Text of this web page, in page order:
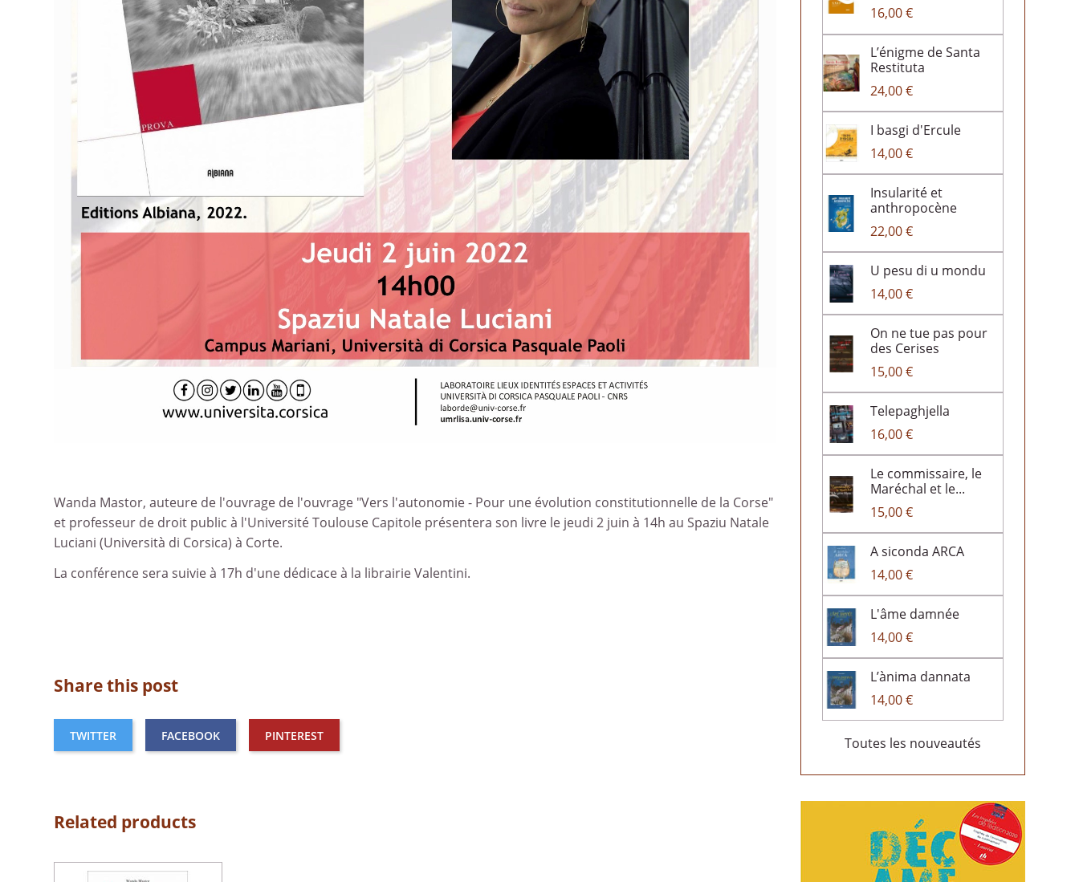
Wanda Mastor, auteure de l'ouvrage de l'ouvrage "Vers l'autonomie - Pour une évolution constitutionnelle de la Corse"
et professeur de droit public à l'Université Toulouse Capitole présentera son livre le jeudi 2 juin à 14h au Spaziu Natale
Luciani (Università di Corsica) à Corte.
La conférence sera suivie à 17h d'une dédicace à la librairie Valentini.
Share this post
TWITTER FACEBOOK PINTEREST
Related products
16,00 €
L’énigme de Santa
Restituta
24,00 €
I basgi d'Ercule
14,00 €
Insularité et
anthropocène
22,00 €
U pesu di u mondu
14,00 €
On ne tue pas pour
des Cerises
15,00 €
Telepaghjella
16,00 €
Le commissaire, le
Maréchal et le...
15,00 €
A siconda ARCA
14,00 €
L'âme damnée
14,00 €
L’ànima dannata
14,00 €
Toutes les nouveautés